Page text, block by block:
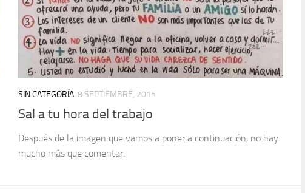
SIN CATEGORÍA 8 SEPTIEMBRE, 2015
Sal a tu hora del trabajo
Después de la imagen que vamos a poner a continuación, no hay
mucho más que comentar.